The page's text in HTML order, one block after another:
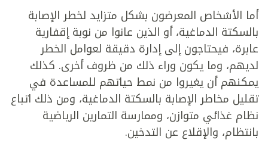
أما الأشخاص المعرضون بشكل متزايد لخطر الإصابة
بالسكتة الدماغية، أو الذين عانوا من نوبة إقفارية
عابرة، فيحتاجون إلى إدارة دقيقة لعوامل الخطر
لديهم، وما يكون وراء ذلك من ظروف أخرى. كذلك
يمكنهم أن يغيروا من نمط حياتهم للمساعدة في
تقليل مخاطر الإصابة بالسكتة الدماغية، ومن ذلك اتباع
نظام غذائي متوازن، وممارسة التمارين الرياضية
بانتظام، والإقلاع عن التدخين.